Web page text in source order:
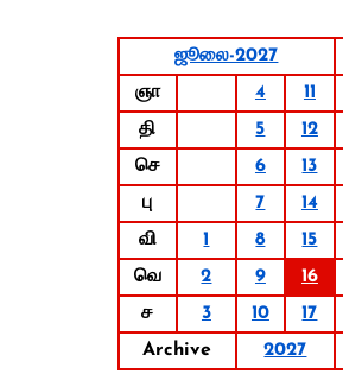
ஜூலை-2027
ஞா
4 11
தி
5 12
செ
6 13
பு
7 14
வி
1 8 15
வெ
2 9 16
ச
3 10 17
Archive
2027